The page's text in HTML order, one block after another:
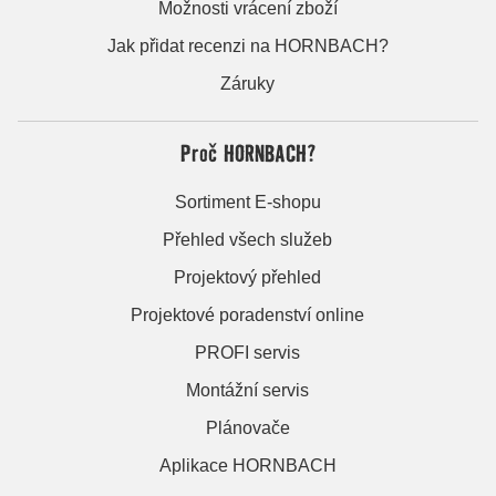
Možnosti vrácení zboží
Jak přidat recenzi na HORNBACH?
Záruky
Proč HORNBACH?
Sortiment E-shopu
Přehled všech služeb
Projektový přehled
Projektové poradenství online
PROFI servis
Montážní servis
Plánovače
Aplikace HORNBACH